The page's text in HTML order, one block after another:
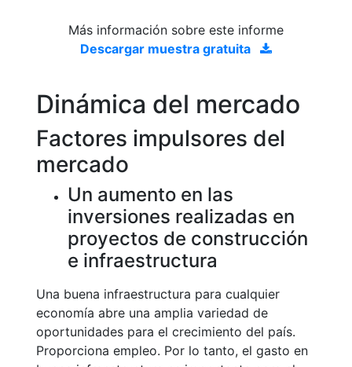
Más información sobre este informe
Descargar muestra gratuita
Dinámica del mercado
Factores impulsores del
mercado
Un aumento en las
inversiones realizadas en
proyectos de construcción
e infraestructura
Una buena infraestructura para cualquier
economía abre una amplia variedad de
oportunidades para el crecimiento del país.
Proporciona empleo. Por lo tanto, el gasto en